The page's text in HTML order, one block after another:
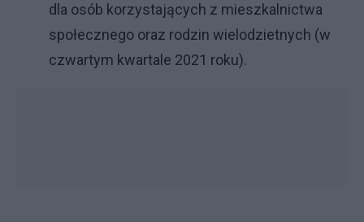
dla osób korzystających z mieszkalnictwa
społecznego oraz rodzin wielodzietnych (w
czwartym kwartale 2021 roku).